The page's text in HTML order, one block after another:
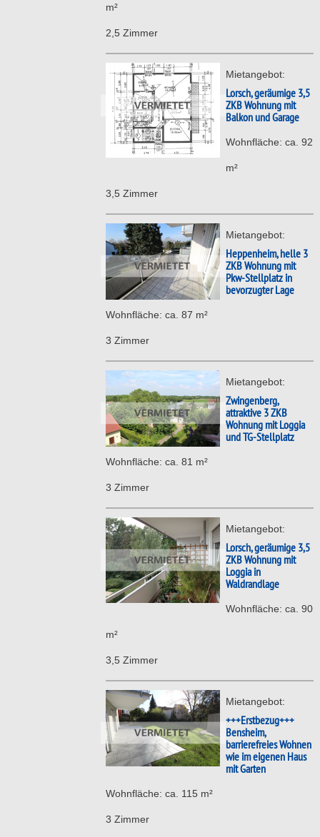
m²
2,5 Zimmer
Mietangebot:
Lorsch, geräumige 3,5
ZKB Wohnung mit
Balkon und Garage
Wohnfläche: ca. 92
m²
3,5 Zimmer
Mietangebot:
Heppenheim, helle 3
ZKB Wohnung mit
Pkw-Stellplatz in
bevorzugter Lage
Wohnfläche: ca. 87 m²
3 Zimmer
Mietangebot:
Zwingenberg,
attraktive 3 ZKB
Wohnung mit Loggia
und TG-Stellplatz
Wohnfläche: ca. 81 m²
3 Zimmer
Mietangebot:
Lorsch, geräumige 3,5
ZKB Wohnung mit
Loggia in
Waldrandlage
Wohnfläche: ca. 90
m²
3,5 Zimmer
Mietangebot:
+++Erstbezug+++
Bensheim,
barrierefreies Wohnen
wie im eigenen Haus
mit Garten
Wohnfläche: ca. 115 m²
3 Zimmer